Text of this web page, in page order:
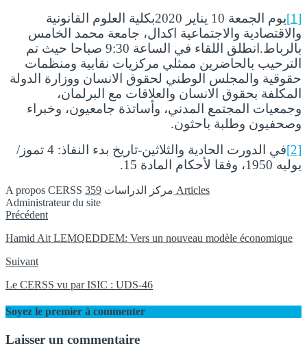
[1]
يوم الجمعة 10 يناير 2020بكلية العلوم القانونية
والاقتصادية والاجتماعية اكدال، جامعة محمد الخامس
بالرباط.انطلق اللقاء في الساعة 9:30 صباحا حيث تم
الترحيب بالحاضرين ممثلي مركزيات نقابية ومنظمات
حقوقية والمجلس الوطني لحقوق الانسان ووزارة الدولة
المكلفة بحقوق الانسان والعلاقات مع البرلمان،
وجمعيات المجتمع المدني، وأساتذة جامعيون، وخبراء
وصحفيون وطلبة باحثون.
[2]
في الدورت الحادية والثلاثين-تاريخ بدء النفاذ: 4 تموز/
يوليه 1950، وفقا لأحكام المادة 15.
A propos CERSS مركز الدراسات 359 Articles
Administrateur du site
Instagram
Précédent
Hamid Ait LEMQEDDEM: Vers un nouveau modèle économique
Suivant
Le CERSS vu par ISIC : UDS-46
Soyez le premier à commenter
Laisser un commentaire